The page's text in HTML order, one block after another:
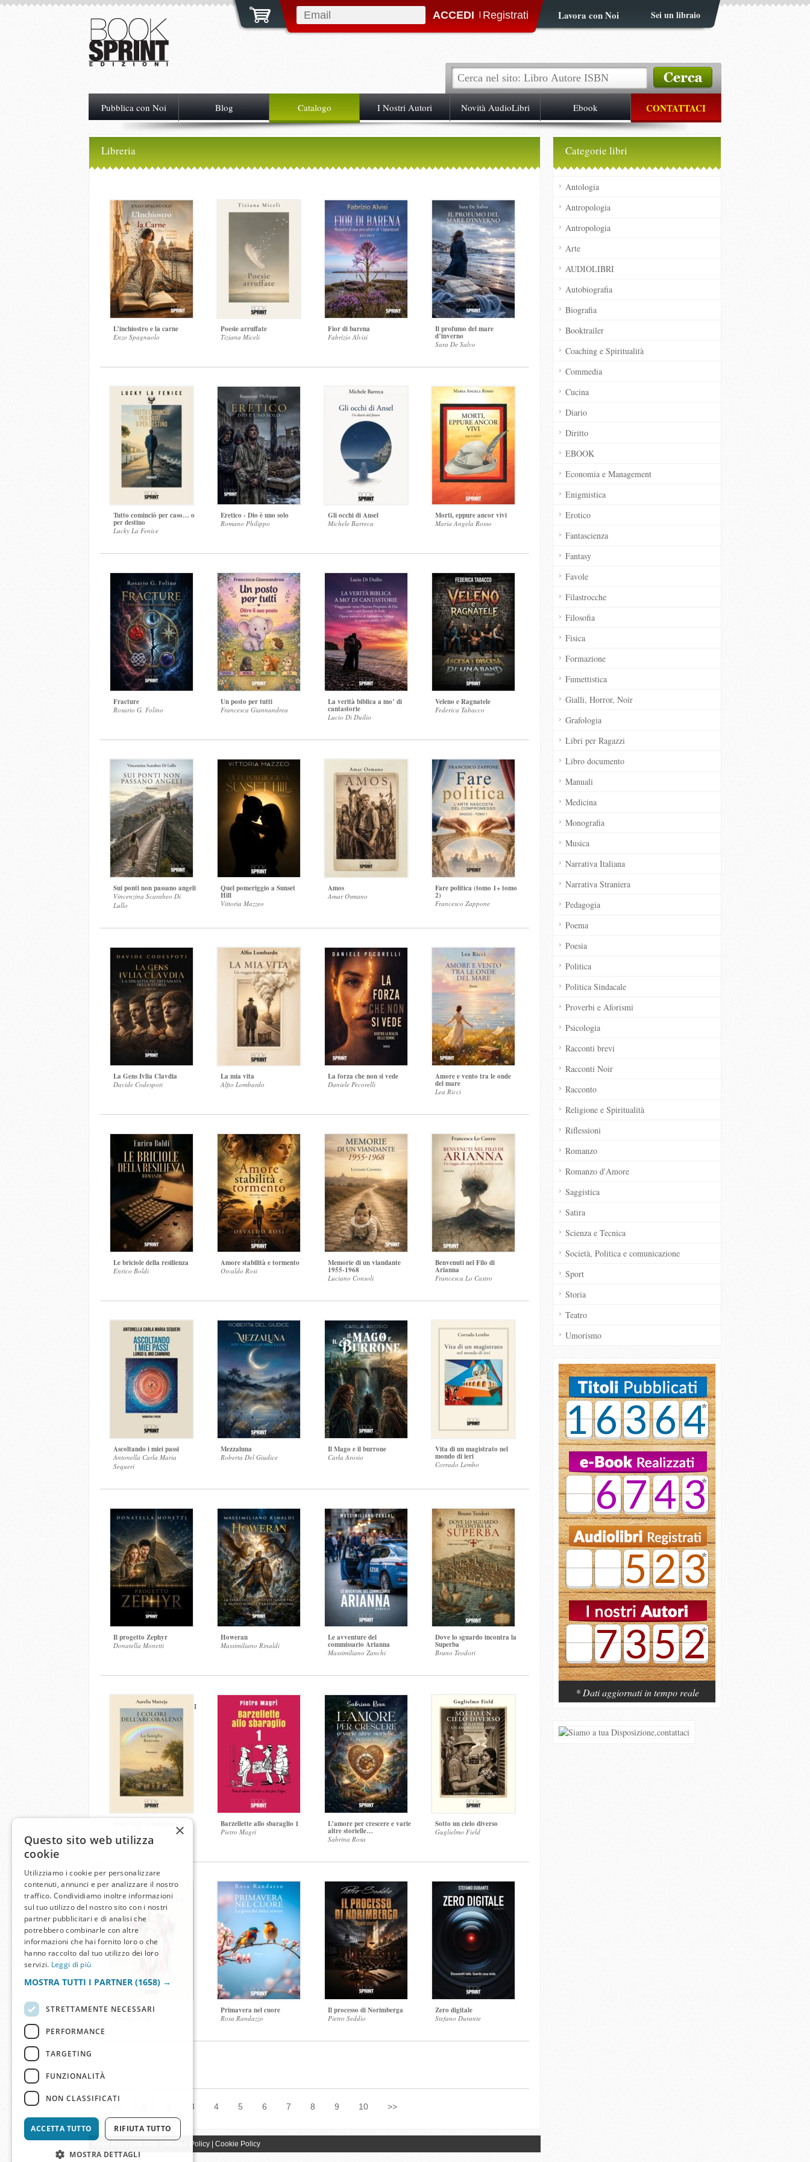
| Lavora con Noi Sei un libraio
Pubblica con Noi Blog Catalogo I Nostri Autori Novità AudioLibri Ebook CONTATTACI
Libreria
L’inchiostro e la carne
Enzo Spagnuolo
Poesie arruffate
Tiziana Miceli
Fior di barena
Fabrizio Alvisi
Il profumo del mare
d’inverno
Sara De Salvo
Tutto cominciò per caso… o
per destino
Lucky La Fenice
Eretico - Dio è uno solo
Romano Philippo
Gli occhi di Ansel
Michele Barreca
Morti, eppure ancor vivi
Maria Angela Rosso
Fracture
Rosario G. Folino
Un posto per tutti
Francesca Giannandrea
La verità biblica a mo’ di
cantastorie
Lucio Di Duilio
Veleno e Ragnatele
Federica Tabacco
Sui ponti non passano angeli
Vincenzina Scarabeo Di
Lullo
Quel pomeriggio a Sunset
Hill
Vittoria Mazzeo
Amos
Amar Osmano
Fare politica (tomo 1+ tomo
2)
Francesco Zappone
La Gens Ivlia Clavdia
Davide Codespoti
La mia vita
Alfio Lombardo
La forza che non si vede
Daniele Pecorelli
Amore e vento tra le onde
del mare
Lea Ricci
Le briciole della resilienza
Enrico Boldi
Amore stabilità e tormento
Osvaldo Rosi
Memorie di un viandante
1955-1968
Luciano Consoli
Benvenuti nel Filo di
Arianna
Francesca Lo Castro
Ascoltando i miei passi
Antonella Carla Maria
Sequeri
Mezzaluna
Roberta Del Giudice
Il Mago e il burrone
Carla Arosio
Vita di un magistrato nel
mondo di ieri
Corrado Lembo
Il progetto Zephyr
Donatella Monetti
Howeran
Massimiliano Rinaldi
Le avventure del
commissario Arianna
Massimiliano Zanchi
Dove lo sguardo incontra la
Superba
Bruno Teodori
I
Barzellette allo sbaraglio 1
Pietro Magrì
L’amore per crescere e varie
altre storielle…
Sabrina Rosa
Sotto un cielo diverso
Guglielmo Field
Inconcepibile Primavera nel cuore
Rosa Randazzo
Il processo di Norimberga
Pietro Seddio
Zero digitale
Stefano Durante
3 4 5 6 7 8 9 10 >>
Categorie libri
Antologia
Antropologia
Antropologia
Arte
AUDIOLIBRI
Autobiografia
Biografia
Booktrailer
Coaching e Spiritualità
Commedia
Cucina
Diario
Diritto
EBOOK
Economia e Management
Enigmistica
Erotico
Fantascienza
Fantasy
Favole
Filastrocche
Filosofia
Fisica
Formazione
Fumettistica
Gialli, Horror, Noir
Grafologia
Libri per Ragazzi
Libro documento
Manuali
Medicina
Monografia
Musica
Narrativa Italiana
Narrativa Straniera
Pedagogia
Poema
Poesia
Politica
Politica Sindacale
Proverbi e Aforismi
Psicologia
Racconti brevi
Racconti Noir
Racconto
Religione e Spiritualità
Riflessioni
Romanzo
Romanzo d'Amore
Saggistica
Satira
Scienza e Tecnica
Società, Politica e comunicazione
Sport
Storia
Teatro
Umorismo
16364
6743
523
7352
* Dati aggiornati in tempo reale
Privacy Policy Cookie Policy
×
Questo sito web utilizza
cookie
Utilizziamo i cookie per personalizzare
contenuti, annunci e per analizzare il nostro
traffico. Condividiamo inoltre informazioni
sul tuo utilizzo del nostro sito con i nostri
partner pubblicitari e di analisi che
potrebbero combinarle con altre
informazioni che hai fornito loro o che
hanno raccolto dal tuo utilizzo dei loro
servizi. Leggi di più
MOSTRA TUTTI I PARTNER (1658) →
STRETTAMENTE NECESSARI
PERFORMANCE
TARGETING
FUNZIONALITÀ
NON CLASSIFICATI
ACCETTA TUTTO RIFIUTA TUTTO
MOSTRA DETTAGLI